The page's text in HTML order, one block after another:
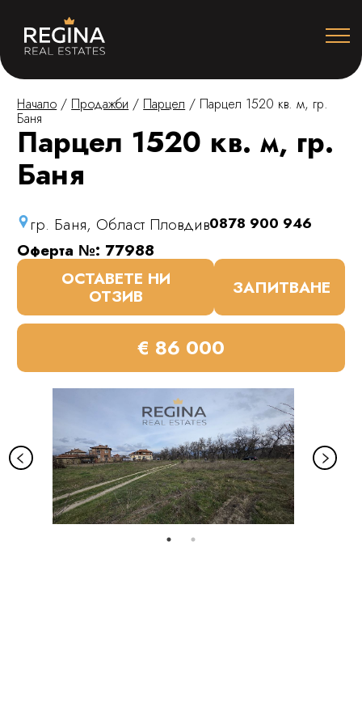
Начало / Продажби / Парцел / Парцел 1520 кв. м, гр.
Баня
Парцел 1520 кв. м, гр.
Баня
гр. Баня, Област Пловдив0878 900 946
Оферта №: 77988
ОСТАВЕТЕ НИ
ОТЗИВ ЗАПИТВАНЕ
€ 86 000